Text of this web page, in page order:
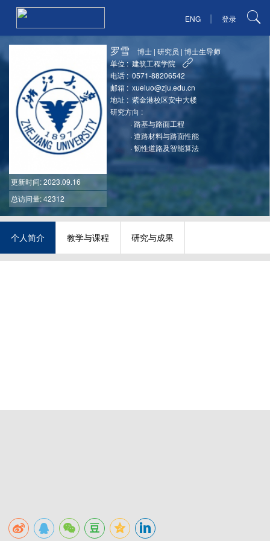
ENG | 登录
更新时间: 2023.09.16
总访问量: 42312
罗雪 博士 |研究员 |博士生导师
单位 : 建筑工程学院
电话 : 0571-88206542
邮箱 : xueluo@zju.edu.cn
地址 : 紫金港校区安中大楼
研究方向 :
·路基与路面工程
·道路材料与路面性能
·韧性道路及智能算法
个人简介 教学与课程 研究与成果